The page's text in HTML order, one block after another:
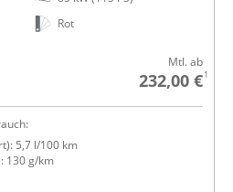
Rot
Mtl. ab
232,00 €1
5,7 l/100 km
130 g/km